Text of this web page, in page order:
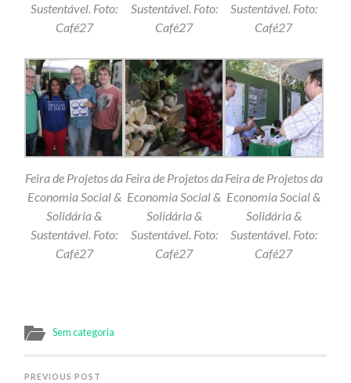
Sustentável. Foto:
Café27
Sustentável. Foto:
Café27
Sustentável. Foto:
Café27
Feira de Projetos da
Economia Social &
Solidária &
Sustentável. Foto:
Café27
Feira de Projetos da
Economia Social &
Solidária &
Sustentável. Foto:
Café27
Feira de Projetos da
Economia Social &
Solidária &
Sustentável. Foto:
Café27
Sem categoria
PREVIOUS POST